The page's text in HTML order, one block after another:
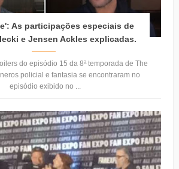
As participações especiais de
e Jensen Ackles explicadas.
do episódio 15 da 8ª temporada de The
policial e fantasia se encontraram no
episódio exibido no ...